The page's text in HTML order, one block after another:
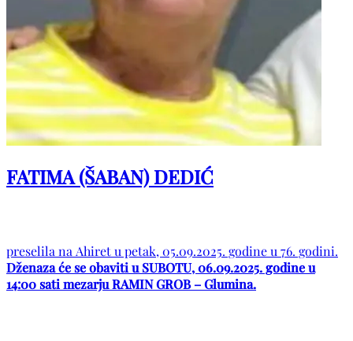
FATIMA (ŠABAN) DEDIĆ
preselila na Ahiret u petak, 05.09.2025. godine u 76. godini.
Dženaza će se obaviti u SUBOTU, 06.09.2025. godine u
14:00 sati mezarju RAMIN GROB – Glumina.